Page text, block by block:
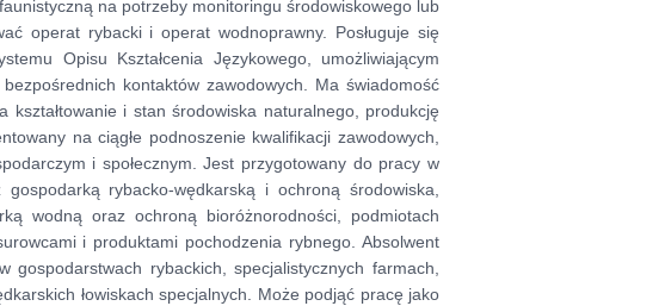
na potrzeby monitoringu środowiskowego lub
operat rybacki i operat wodnoprawny. Posługuje się
Opisu Kształcenia Językowego, umożliwiającym
kontaktów zawodowych. Ma świadomość
i stan środowiska naturalnego, produkcję
na ciągłe podnoszenie kwalifikacji zawodowych,
i społecznym. Jest przygotowany do pracy w
rybacko-wędkarską i ochroną środowiska,
wodną oraz ochroną bioróżnorodności, podmiotach
i produktami pochodzenia rybnego. Absolwent
rybackich, specjalistycznych farmach,
łowiskach specjalnych. Może podjąć pracę jako